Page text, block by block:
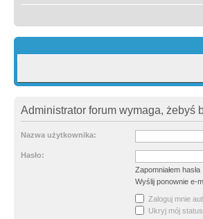
Administrator forum wymaga, żebyś
Nazwa użytkownika:
Hasło:
Zapomniałem hasła
Wyślij ponownie e-
Zaloguj mnie
Ukryj mój